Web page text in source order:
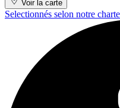
Voir la carte
Selectionnés selon notre